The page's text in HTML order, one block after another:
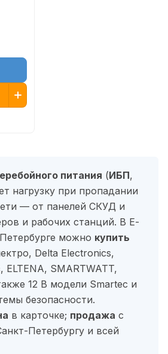
питания (ИБП,
нагрузку при пропадании
— от панелей СКУД и
и рабочих станций. В Е-
можно купить
Delta Electronics,
ELTENA, SMARTWATT,
12 В модели Smartec и
безопасности.
в карточке; продажа с
Петербургу и всей